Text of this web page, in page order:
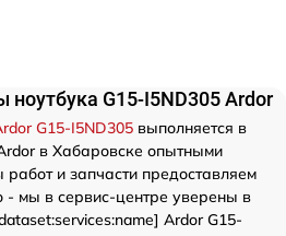
G15-I5ND305 Ardor
G15-I5ND305 выполняется в
в Хабаровске опытными
и запчасти предоставляем
мы в сервис-центре уверены в
Ardor G15-